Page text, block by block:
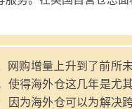
网购增量上升到了前所
使得海外仓这几年是尤
因为海外仓可以为解决